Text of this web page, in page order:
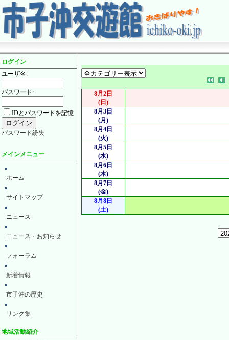
ログイン
ユーザ名:
パスワード:
IDとパスワードを記憶
パスワード紛失
メインメニュー
ホーム
サイトマップ
ニュース
ニュース・お知らせ
フォーラム
新着情報
市子沖の歴史
リンク集
地域活動紹介
8月2日
(日)
8月3日
(月)
8月4日
(火)
8月5日
(水)
8月6日
(木)
8月7日
(金)
8月8日
(土)